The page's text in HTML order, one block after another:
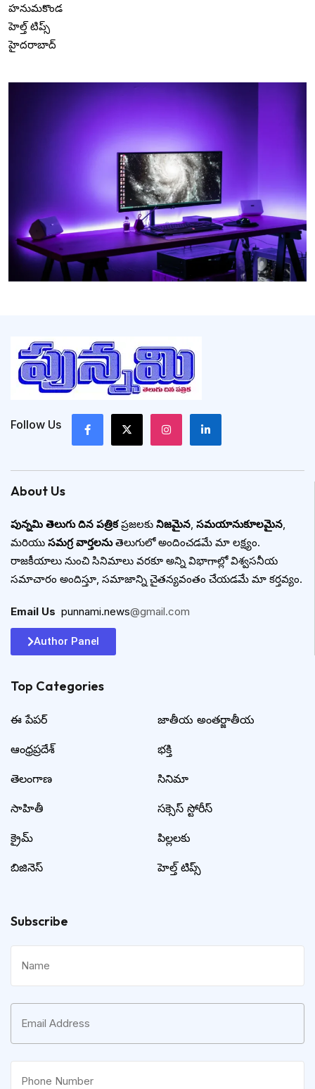
హనుమకొండ
హెల్త్ టిప్స్
హైదరాబాద్
Follow Us
About Us
పున్నమి తెలుగు దిన పత్రికప్రజలకు నిజమైన, సమయానుకూలమైన,
మరియు సమగ్ర వార్తలనుతెలుగులో అందించడమే మా లక్ష్యం.
రాజకీయాలు నుంచి సినిమాలు వరకూ అన్ని విభాగాల్లో విశ్వసనీయ
సమాచారం అందిస్తూ, సమాజాన్ని చైతన్యవంతం చేయడమే మా కర్తవ్యం.
Email Us punnami.news@gmail.com
Author Panel
Top Categories​
ఈ పేపర్
ఆంధ్రప్రదేశ్
తెలంగాణ
సాహితీ
క్రైమ్
బిజినెస్
జాతీయ అంతర్జాతీయ
భక్తి
సినిమా
సక్సెస్ స్టోరీస్
పిల్లలకు
హెల్త్ టిప్స్
Subscribe